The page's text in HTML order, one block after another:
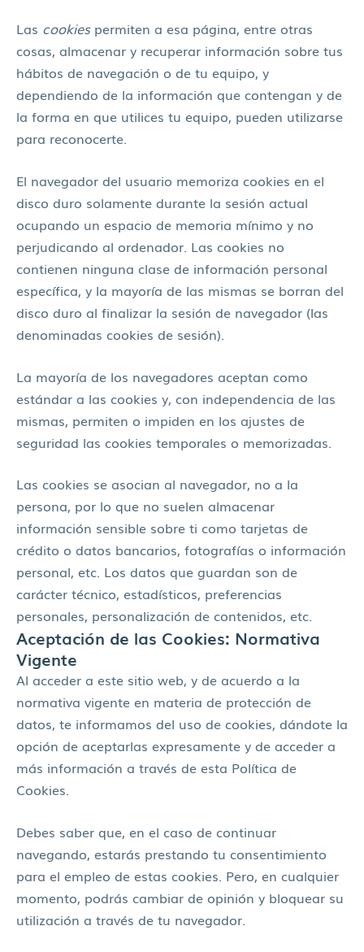
Las cookiespermiten a esa página, entre otras
cosas, almacenar y recuperar información sobre tus
hábitos de navegación o de tu equipo, y
dependiendo de la información que contengan y de
la forma en que utilices tu equipo, pueden utilizarse
para reconocerte.
El navegador del usuario memoriza cookies en el
disco duro solamente durante la sesión actual
ocupando un espacio de memoria mínimo y no
perjudicando al ordenador. Las cookies no
contienen ninguna clase de información personal
específica, y la mayoría de las mismas se borran del
disco duro al finalizar la sesión de navegador (las
denominadas cookies de sesión).
La mayoría de los navegadores aceptan como
estándar a las cookies y, con independencia de las
mismas, permiten o impiden en los ajustes de
seguridad las cookies temporales o memorizadas.
Las cookies se asocian al navegador, no a la
persona, por lo que no suelen almacenar
información sensible sobre ti como tarjetas de
crédito o datos bancarios, fotografías o información
personal, etc. Los datos que guardan son de
carácter técnico, estadísticos, preferencias
personales, personalización de contenidos, etc.
Aceptación de las Cookies: Normativa
Vigente
Al acceder a este sitio web, y de acuerdo a la
normativa vigente en materia de protección de
datos, te informamos del uso de cookies, dándote la
opción de aceptarlas expresamente y de acceder a
más información a través de esta Política de
Cookies.
Debes saber que, en el caso de continuar
navegando, estarás prestando tu consentimiento
para el empleo de estas cookies. Pero, en cualquier
momento, podrás cambiar de opinión y bloquear su
utilización a través de tu navegador.